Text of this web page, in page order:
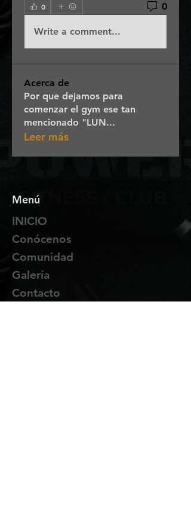
0 0
Write a comment...
Acerca de
Por que dejamos para
comenzar el gym ese tan
mencionado "LUN...
Leer más
Menú
INICIO
Conócenos
Comunidad
Galería
Contacto